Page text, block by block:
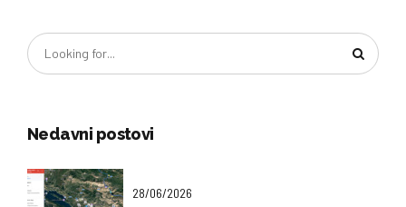
Nedavni postovi
28/06/2026